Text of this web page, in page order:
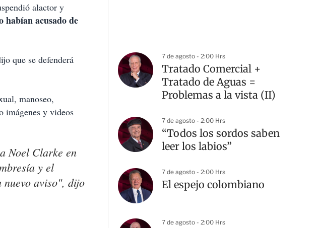
alactor y
habían acusado de
que se defenderá
manoseo,
imágenes y videos
Noel Clarke en
y el
aviso", dijo
7 de agosto - 2:00 Hrs
Tratado Comercial +
Tratado de Aguas =
Problemas a la vista (II)
7 de agosto - 2:00 Hrs
“Todos los sordos saben
leer los labios”
7 de agosto - 2:00 Hrs
El espejo colombiano
7 de agosto - 2:00 Hrs